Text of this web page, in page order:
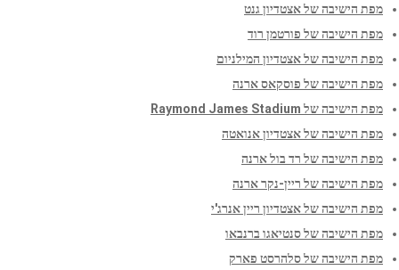
מפת הישיבה של אצטדיון גנט
מפת הישיבה של פורטמן רוד
מפת הישיבה של אצטדיון המילניום
מפת הישיבה של פוסקאס ארנה
מפת הישיבה של Raymond James Stadium
מפת הישיבה של אצטדיון אנואטה
מפת הישיבה של רד בול ארנה
מפת הישיבה של ריין-נקר ארנה
מפת הישיבה של אצטדיון ריין אנרג'י
מפת הישיבה של סנטיאגו ברנבאו
מפת הישיבה של סלהרסט פארק